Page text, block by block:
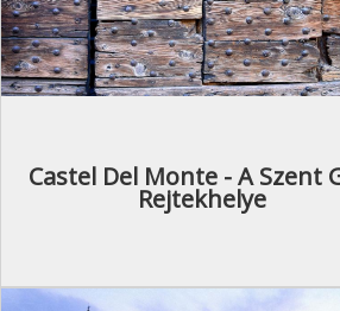
Castel Del Monte - A Szent
Rejtekhelye